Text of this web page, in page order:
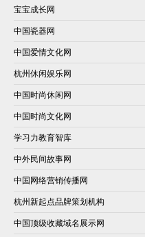
宝宝成长网
中国瓷器网
中国爱情文化网
杭州休闲娱乐网
中国时尚休闲网
中国时尚文化网
学习力教育智库
中外民间故事网
中国网络营销传播网
杭州新起点品牌策划机构
中国顶级收藏域名展示网